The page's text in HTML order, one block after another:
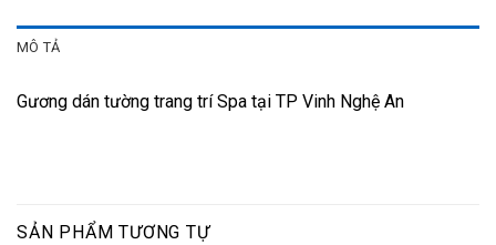
MÔ TẢ
Gương dán tường trang trí Spa tại TP Vinh Nghệ An
SẢN PHẨM TƯƠNG TỰ